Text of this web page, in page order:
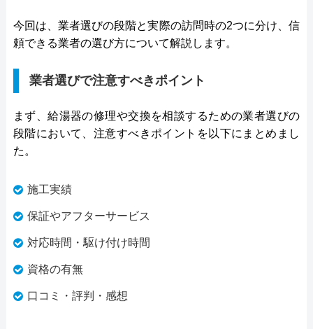
今回は、業者選びの段階と実際の訪問時の2つに分け、信
頼できる業者の選び方について解説します。
業者選びで注意すべきポイント
まず、給湯器の修理や交換を相談するための業者選びの
段階において、注意すべきポイントを以下にまとめまし
た。
施工実績
保証やアフターサービス
対応時間・駆け付け時間
資格の有無
口コミ・評判・感想